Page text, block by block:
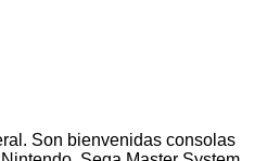
Son bienvenidas consolas